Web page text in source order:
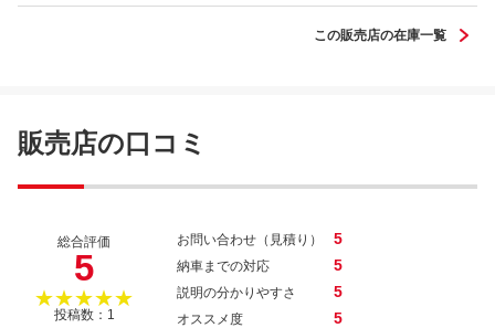
この販売店の在庫一覧
販売店の口コミ
総合評価
5
★★★★★
投稿数：1
お問い合わせ（見積り） 5
納車までの対応 5
説明の分かりやすさ 5
オススメ度 5